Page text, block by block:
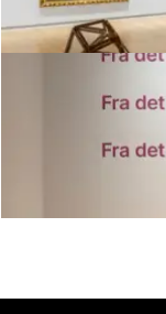
Øystein Thorvaldsen